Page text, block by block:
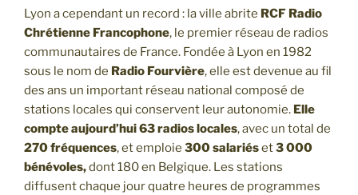
Lyon a cependant un record : la ville abrite RCF Radio
Chrétienne Francophone, le premier réseau de radios
communautaires de France. Fondée à Lyon en 1982
sous le nom de Radio Fourvière, elle est devenue au fil
des ans un important réseau national composé de
stations locales qui conservent leur autonomie. Elle
compte aujourd’hui 63 radios locales, avec un total de
270 fréquences, et emploie 300 salariéset3 000
bénévoles,dont 180 en Belgique. Les stations
diffusent chaque jour quatre heures de programmes